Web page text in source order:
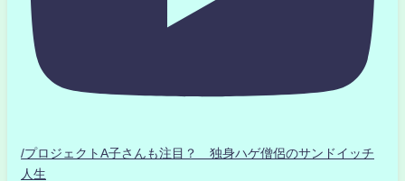
/プロジェクトA子さんも注目？ 独身ハゲ僧侶のサンドイッチ
人生